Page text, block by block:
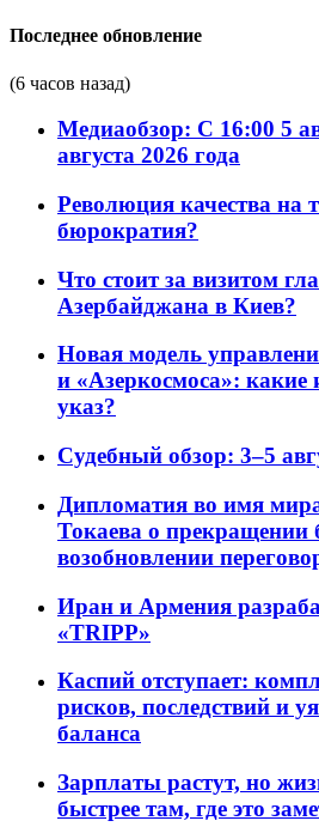
Последнее обновление
(6 часов назад)
Медиаобзор: С 16:00 5
августа 2026 года
Революция качества на
бюрократия?
Что стоит за визитом
Азербайджана в Киев?
Новая модель
и «Азеркосмоса»: какие
указ?
Судебный обзор: 3–5
Дипломатия во имя
Токаева о прекращении
возобновлении
Иран и Армения
«TRIPP»
Каспий отступает:
рисков, последствий и
баланса
Зарплаты растут, но
быстрее там, где это